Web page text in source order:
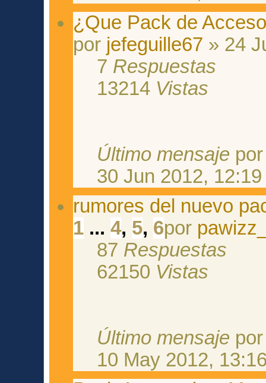
¿Que Pack de
por jefeguille67 » 24
7 Respuestas
13214 Vistas
Último mensaje
30 Jun 2012, 12:19
rumores del nuevo
1 ...4, 5, 6por
87 Respuestas
62150 Vistas
Último mensaje
10 May 2012,